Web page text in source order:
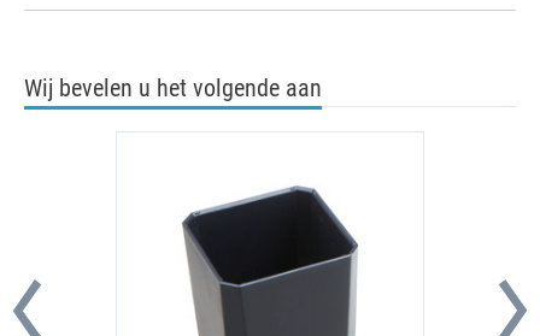
Wij bevelen u het volgende aan